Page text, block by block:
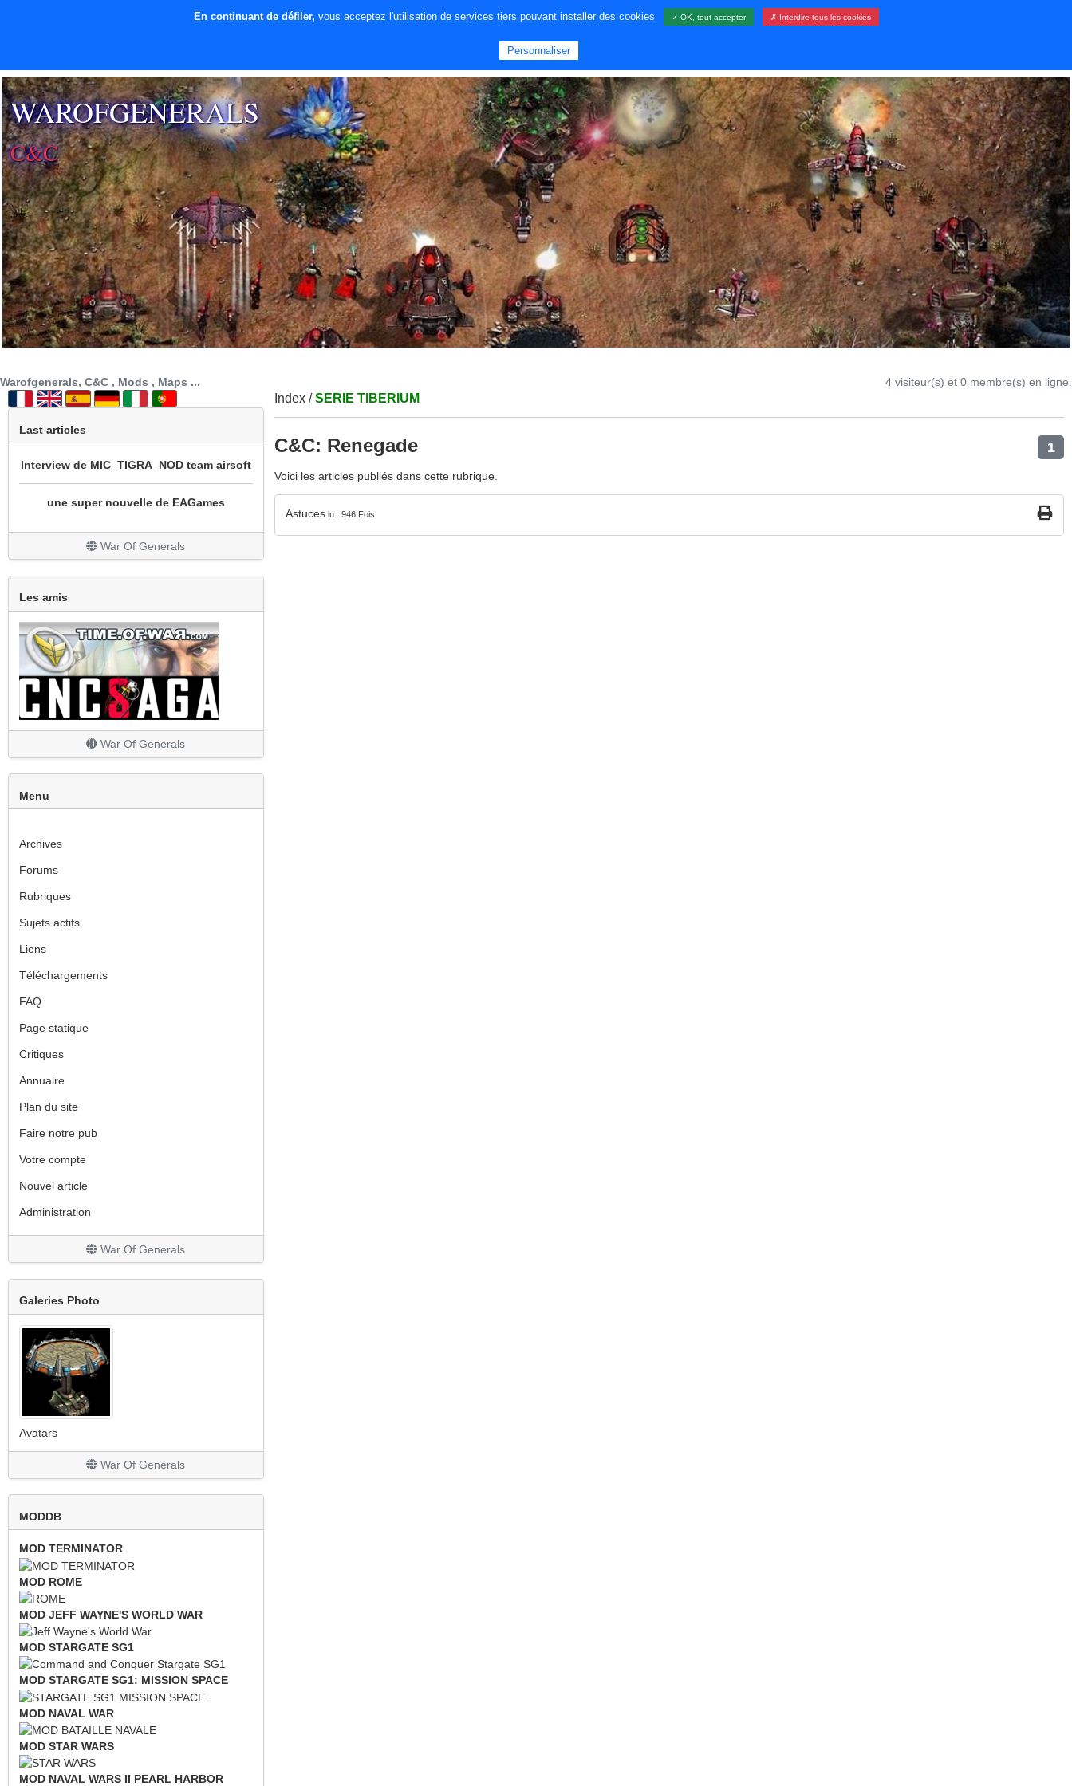
WAROFGENERALS
C&C
Warofgenerals, C&C , Mods , Maps ... 4 visiteur(s) et 0 membre(s) en ligne.
Last articles
prochainement sotie mod cnc sg1 beta 3
Interview de MIC_TIGRA_NOD team airsoft
une super nouvelle de EAGames
REPRISE DU MOD WOW
Un peu de nouveauté avec la sortie de All
Stars
Grosse mise à jour
Le site est en travaux
Les finitions
War Of Generals
Les amis
War Of Generals
Menu
Archives
Forums
Rubriques
Sujets actifs
Liens
Téléchargements
FAQ
Page statique
Critiques
Annuaire
Plan du site
Faire notre pub
Votre compte
Nouvel article
Administration
War Of Generals
Galeries Photo
Avatars
War Of Generals
MODDB
MOD TERMINATOR
MOD ROME
MOD JEFF WAYNE'S WORLD WAR
MOD STARGATE SG1
MOD STARGATE SG1: MISSION SPACE
MOD NAVAL WAR
MOD STAR WARS
MOD NAVAL WARS II PEARL HARBOR
Index /SERIE TIBERIUM
C&C: Renegade 1
Voici les articles publiés dans cette rubrique.
Astuces lu : 946 Fois
En continuant de défiler, vous acceptez l'utilisation de services tiers pouvant installer des cookies ✓ OK, tout accepter ✗ Interdire tous les cookies
Personnaliser